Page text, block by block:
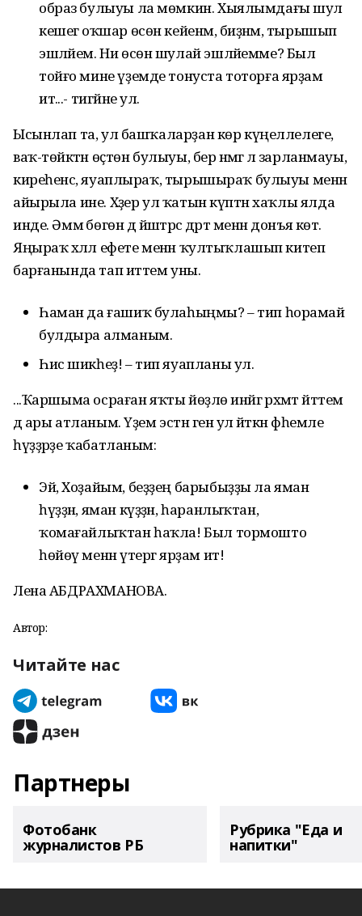
образ булыуы ла мөмкин. Хыялымдағы шул
кешегә оҡшар өсөн кейенәм, биҙәнәм, тырышып
эшләйем. Ни өсөн шулай эшләйемме? Был
тойғо мине үҙемде тонуста тоторға ярҙам
итә...- тигәйне ул.
Ысынлап та, ул башҡаларҙан көр күңеллелеге,
ваҡ-төйәктән өҫтөн булыуы, бер нәмәгә лә зарланмауы,
киреһенсә, яуаплыраҡ, тырышыраҡ булыуы менән
айырыла ине. Хәҙер ул ҡатын күптән хаҡлы ялда
инде. Әммә бөгөн дә йәштәрсә дәрт менән донъя көтә.
Яңыраҡ хәләл ефете менән ҡултыҡлашып китеп
барғанында тап иттем уны.
Һаман да ғашиҡ булаһыңмы? – тип һорамай
булдыра алманым.
Һис шикһеҙ! – тип яуапланы ул.
...Ҡаршыма осраған яҡты йөҙлө инәйгә рәхмәт әйттем
дә ары атланым. Үҙем эстән генә ул әйткән фәһемле
һүҙҙәрҙе ҡабатланым:
Эй, Хоҙайым, беҙҙең барыбыҙҙы ла яман
һүҙҙән, яман күҙҙән, һаранлыҡтан,
ҡомағайлыҡтан һаҡла! Был тормошто
һөйөү менән үтергә ярҙам ит!
Лена АБДРАХМАНОВА.
Автор:
Читайте нас
Партнеры
Фотобанк
журналистов РБ
Рубрика "Еда и
напитки"